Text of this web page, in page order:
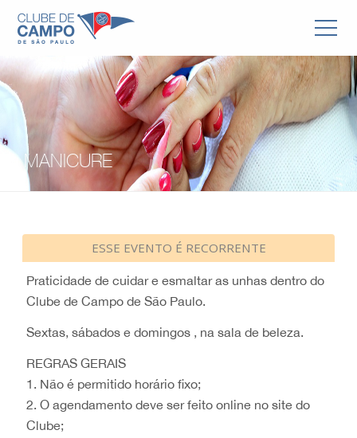
MANICURE
ESSE EVENTO É RECORRENTE
Praticidade de cuidar e esmaltar as unhas dentro do
Clube de Campo de São Paulo.
Sextas, sábados e domingos , na sala de beleza.
REGRAS GERAIS
1. Não é permitido horário fixo;
2. O agendamento deve ser feito online no site do
Clube;